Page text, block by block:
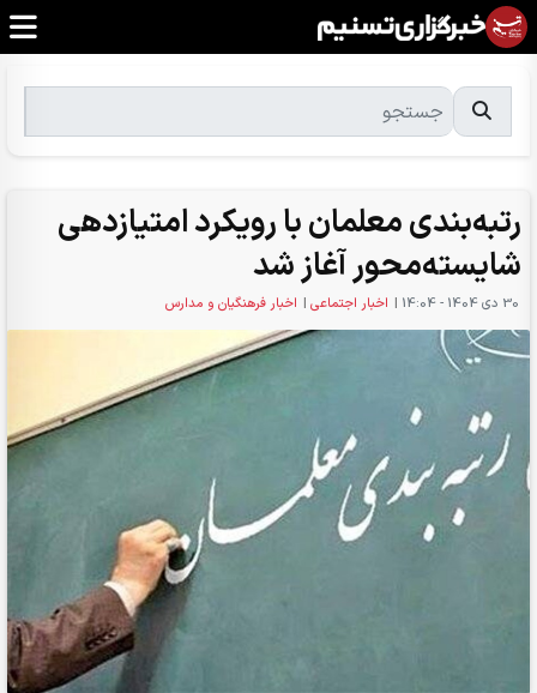
رتبه‌بندی معلمان با رویکرد امتیازدهی
شایسته‌محور آغاز شد
30 دی 1404 - 14:04 | اخبار اجتماعی | اخبار فرهنگیان و مدارس